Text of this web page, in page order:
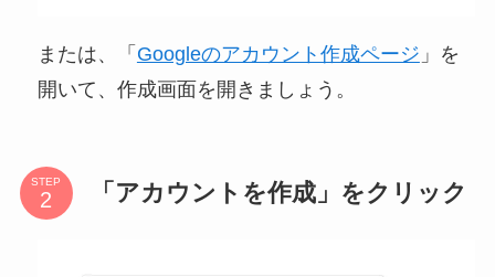
または、「 Googleのアカウント作成ページ 」を
開いて、作成画面を開きましょう。
STEP 「アカウントを作成」をクリック